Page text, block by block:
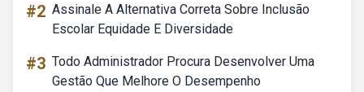
#2 Assinale A Alternativa Correta Sobre Inclusão
Escolar Equidade E Diversidade
#3 Todo Administrador Procura Desenvolver Uma
Gestão Que Melhore O Desempenho